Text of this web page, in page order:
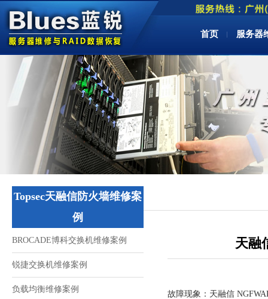
首页 服务器
Topsec天融信防火墙维修案
例
BROCADE博科交换机维修案例
锐捷交换机维修案例
负载均衡维修案例
天融
故障现象：天融信